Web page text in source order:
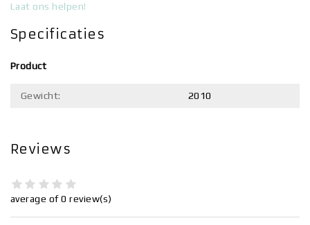
Laat ons helpen!
Specificaties
Product
Gewicht: 2010
Reviews
average of 0 review(s)